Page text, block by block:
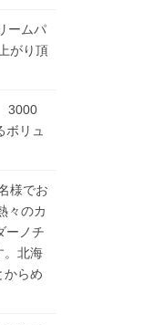
ームパ
がり頂
3000
リュ
様でお
々のカ
ーノチ
。北海
からめ